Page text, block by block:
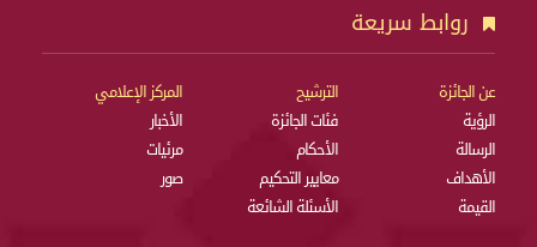
روابط سريعة
عن الجائزة
الرؤية
الرسالة
الأهداف
القيمة
الترشيح
فئات الجائزة
الأحكام
معايير التحكيم
الأسئلة الشائعة
المركز الإعلامي
الأخبار
مرئيات
صور